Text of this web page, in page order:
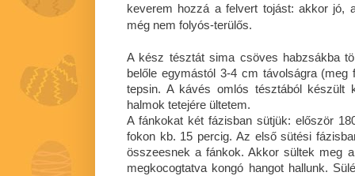
keverem hozzá a felvert tojást: akkor jó,
még nem folyós-terülős.
A kész tésztát sima csöves habzsákba
belőle egymástól 3-4 cm távolságra (meg
tepsin. A kávés omlós tésztából készült
halmok tetejére ültetem.
A fánkokat két fázisban sütjük: először
fokon kb. 15 percig. Az első sütési
összeesnek a fánkok. Akkor sültek meg
megkocogtatva kongó hangot hallunk.